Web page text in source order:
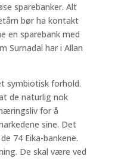
sparebanker. Alt
bør ha kontakt
en sparebank med
Surnadal har i Allan
symbiotisk forhold.
de naturlig nok
for å
sine. Det
74 Eika-bankene.
De skal være ved